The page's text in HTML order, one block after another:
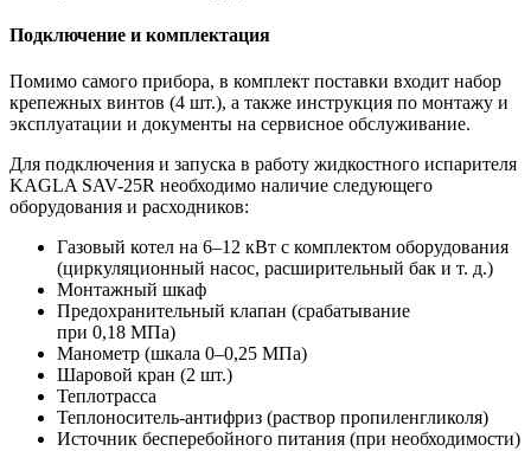
Подключение и комплектация
Помимо самого прибора, в комплект поставки входит набор
крепежных винтов (4 шт.), а также инструкция по монтажу и
эксплуатации и документы на сервисное обслуживание.
Для подключения и запуска в работу жидкостного испарителя
KAGLA SAV-25R необходимо наличие следующего
оборудования и расходников:
Газовый котел на 6–12 кВт с комплектом оборудования
(циркуляционный насос, расширительный бак и т. д.)
Монтажный шкаф
Предохранительный клапан (срабатывание
при 0,18 МПа)
Манометр (шкала 0–0,25 МПа)
Шаровой кран (2 шт.)
Теплотрасса
Теплоноситель-антифриз (раствор пропиленгликоля)
Источник бесперебойного питания (при необходимости)